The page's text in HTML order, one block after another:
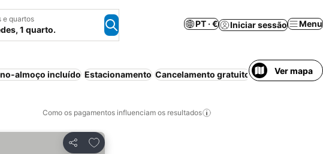
e quartos
1 quarto.
PT · € Iniciar sessão Menu
almoço incluído Estacionamento Cancelamento gratuito Ar condicionado
Ver mapa
Como os pagamentos influenciam os resultados
Partilhar
Adicionar aos favoritos